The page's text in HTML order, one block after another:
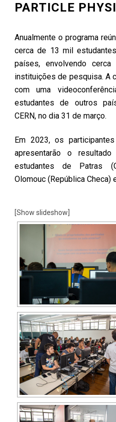
PARTICLE
Anualmente o programa
cerca de 13 mil
países, envolvendo
instituições de pesquisa. A
com uma
estudantes de outros
CERN, no dia 31 de março.
Em 2023, os
apresentarão o
estudantes de Patras
Olomouc (República Checa)
[Show slideshow]